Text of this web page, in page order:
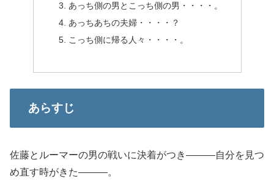
あっち側の男とこっち側の男・・・・。
あっちあちの夫婦・・・・？
こっち側に帰る人々・・・・。
あらすじ
佐藤とルーマーの男の戦いに決着がつき―――自分を見つ
め直す時がきた―――。